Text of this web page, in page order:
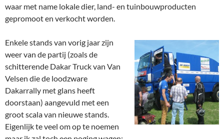
waar met name lokale dier, land- en tuinbouwproducten
gepromoot en verkocht worden.
Enkele stands van vorig jaar zijn
weer van de partij (zoals de
schitterende Dakar Truck van Van
Velsen die de loodzware
Dakarrally met glans heeft
doorstaan) aangevuld met een
groot scala van nieuwe stands.
Eigenlijk te veel om op te noemen